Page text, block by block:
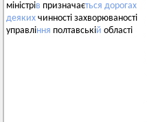
міністрів призначається дорогах
деяких чинності захворюваності
управління полтавській області